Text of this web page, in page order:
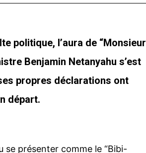
politique, l’aura de “Monsieur
Benjamin Netanyahu s’est
propres déclarations ont
départ.
se présenter comme le “Bibi-